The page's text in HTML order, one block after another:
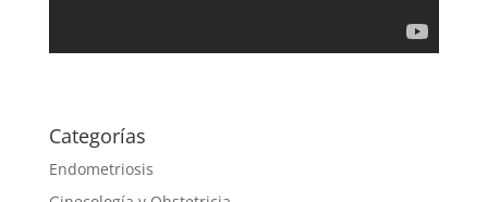
Categorías
Endometriosis